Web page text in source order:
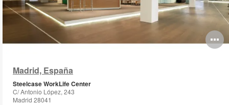
Madrid, España
Steelcase WorkLife Center
C/ Antonio López, 243
Madrid 28041